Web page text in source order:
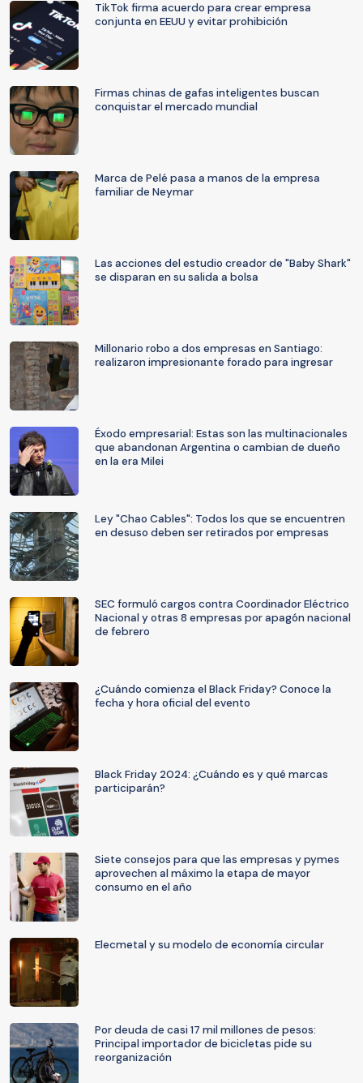
TikTok firma acuerdo para crear empresa
conjunta en EEUU y evitar prohibición
Firmas chinas de gafas inteligentes buscan
conquistar el mercado mundial
Marca de Pelé pasa a manos de la empresa
familiar de Neymar
Las acciones del estudio creador de "Baby Shark"
se disparan en su salida a bolsa
Millonario robo a dos empresas en Santiago:
realizaron impresionante forado para ingresar
Éxodo empresarial: Estas son las multinacionales
que abandonan Argentina o cambian de dueño
en la era Milei
Ley "Chao Cables": Todos los que se encuentren
en desuso deben ser retirados por empresas
SEC formuló cargos contra Coordinador Eléctrico
Nacional y otras 8 empresas por apagón nacional
de febrero
¿Cuándo comienza el Black Friday? Conoce la
fecha y hora oficial del evento
Black Friday 2024: ¿Cuándo es y qué marcas
participarán?
Siete consejos para que las empresas y pymes
aprovechen al máximo la etapa de mayor
consumo en el año
Elecmetal y su modelo de economía circular
Por deuda de casi 17 mil millones de pesos:
Principal importador de bicicletas pide su
reorganización